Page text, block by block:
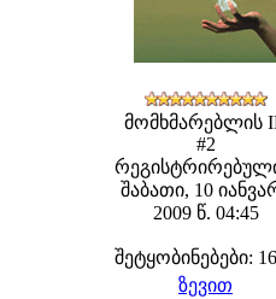
მომხმარებლის
#2
შაბათი, 10
2009 წ. 04:45
შეტყობინებები:
ზევით